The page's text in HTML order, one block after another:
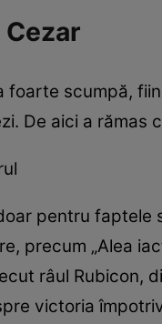
foarte scumpă,
De aici a rămas
pentru
precum „Alea
râul Rubicon,
victoria